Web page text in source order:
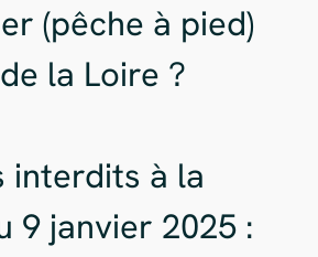
(pêche à pied)
la Loire ?
interdits à la
9 janvier 2025 :